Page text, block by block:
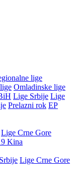
lige
Omladinske lige
Lige Srbije Lige
Prelazni rok EP
Lige Crne Gore
Kina
Lige Crne Gore